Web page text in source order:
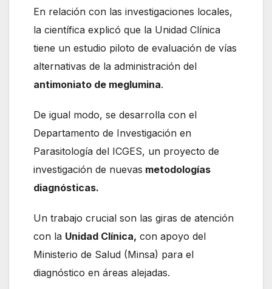
En relación con las investigaciones locales,
la científica explicó que la Unidad Clínica
tiene un estudio piloto de evaluación de vías
alternativas de la administración del
antimoniato de meglumina.
De igual modo, se desarrolla con el
Departamento de Investigación en
Parasitología del ICGES, un proyecto de
investigación de nuevas metodologías
diagnósticas.
Un trabajo crucial son las giras de atención
con la Unidad Clínica, con apoyo del
Ministerio de Salud (Minsa) para el
diagnóstico en áreas alejadas.